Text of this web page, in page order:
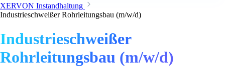
XERVON Instandhaltung
Industrieschweißer Rohrleitungsbau (m/w/d)
Industrieschweißer
Rohrleitungsbau (m/w/d)